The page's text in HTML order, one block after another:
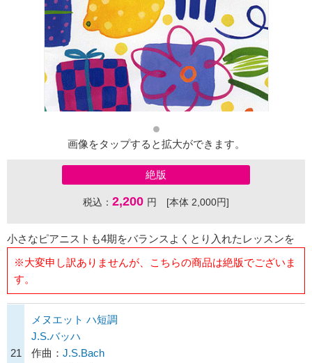
画像をタップすると拡大ができます。
絶版
税込： 2,200 円 [本体 2,000円]
小さなピアニストも4期をバランスよくとり入れたレッスンを
※大変申し訳ありませんが、こちらの商品は絶版でございま
す。
21
メヌエット ハ短調
J.S.バッハ
作曲： J.S.Bach